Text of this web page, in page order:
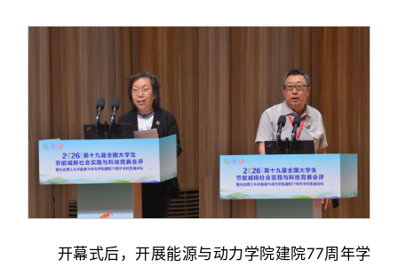
开幕式后，开展能源与动力学院建院77周年学